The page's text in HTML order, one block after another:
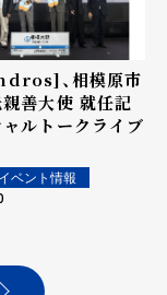
、相模原市
善大使 就任記
ルトークライブ
ベント情報